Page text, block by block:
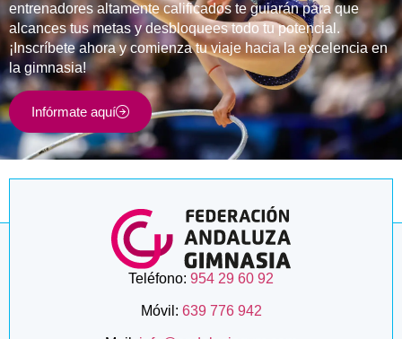
entrenadores altamente calificados te guiarán para que
alcances tus metas y desbloquees todo tu potencial.
¡Inscríbete ahora y comienza tu viaje hacia la excelencia en
la gimnasia!
Infórmate aquí
Teléfono: 954 29 60 92
Móvil: 639 776 942